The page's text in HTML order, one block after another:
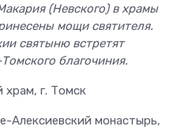
(Невского) в храмы
мощи святителя.
святыню встретят
благочиния.
храм, г. Томск
Алексиевский монастырь,